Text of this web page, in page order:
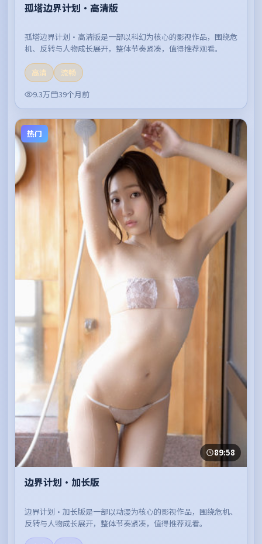
孤塔边界计划·高清版
孤塔边界计划·高清版是一部以科幻为核心的影视作品，围绕危
机、反转与人物成长展开，整体节奏紧凑，值得推荐观看。
高清
流畅
9.3万
39个月前
热门
89:58
边界计划·加长版
边界计划·加长版是一部以动漫为核心的影视作品，围绕危机、
反转与人物成长展开，整体节奏紧凑，值得推荐观看。